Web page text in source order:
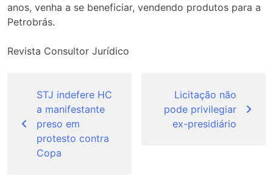
anos, venha a se beneficiar, vendendo produtos para a
Petrobrás.
Revista Consultor Jurídico
Post
STJ indefere HC
a manifestante
preso em
protesto contra
Copa
Licitação não
pode privilegiar
ex-presidiário